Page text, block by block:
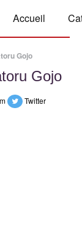
Accueil
Gojo
Gojo
Twitter